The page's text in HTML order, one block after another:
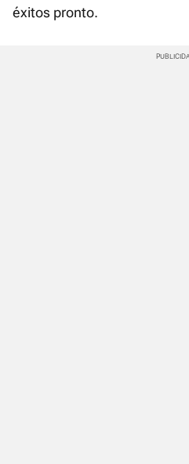
éxitos pronto.